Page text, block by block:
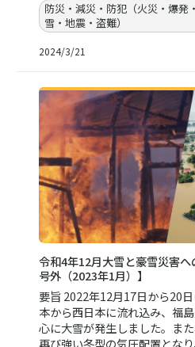
防災・減災・防犯（火災・爆発
雪・地震・盗難）
2024/3/21
令和4年12月大雪と豪雪災害
号外（2023年1月）】
要旨 2022年12月17日から20
本から西日本に流れ込み、福
心に大雪が発生しました。ま
再び強い冬型の気圧配置とな